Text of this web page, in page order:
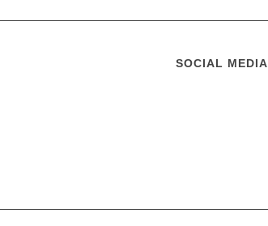
SOCIAL MEDIA